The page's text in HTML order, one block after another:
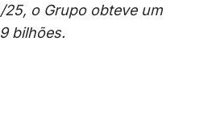
o Grupo obteve um
bilhões.